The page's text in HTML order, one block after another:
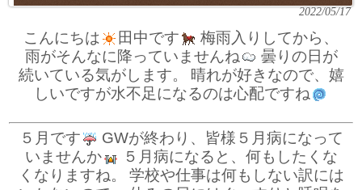
2022/05/17
こんにちは 田中です
梅雨入りしてから、
雨がそんなに降っていませんね
曇りの日が
続いている気がします。
晴れが好きなので、嬉
しいですが水不足になるのは心配ですね
５月です
GWが終わり、皆様５月病になって
いませんか
５月病になると、何もしたくな
くなりますね。
学校や仕事は何もしない訳には